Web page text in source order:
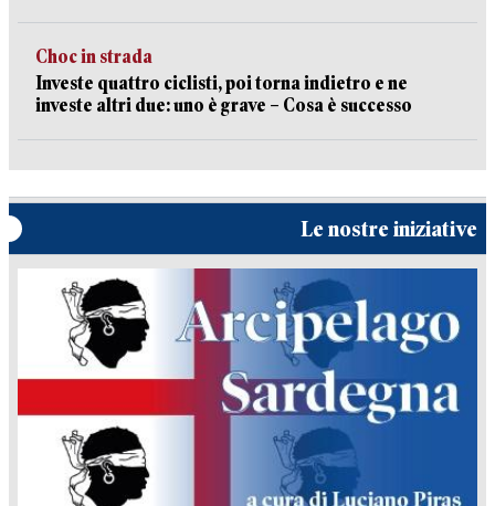
Choc in strada
Investe quattro ciclisti, poi torna indietro e ne
investe altri due: uno è grave – Cosa è successo
Le nostre iniziative